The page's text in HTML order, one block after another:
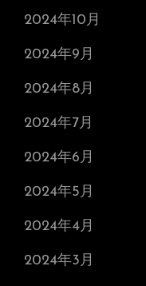
2024年10月
2024年9月
2024年8月
2024年7月
2024年6月
2024年5月
2024年4月
2024年3月